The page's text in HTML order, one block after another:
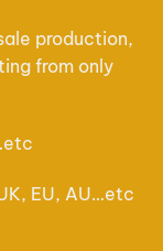
production,
from only
EU, AU…etc